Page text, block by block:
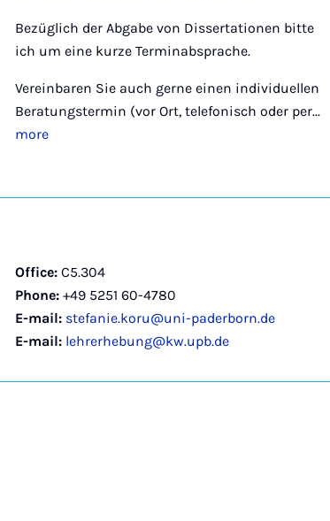
Bezüglich der Abgabe von Dissertationen bitte
ich um eine kurze Terminabsprache.
Vereinbaren Sie auch gerne einen individuellen
Beratungstermin (vor Ort, telefonisch oder per...
more
Office: C5.304
Phone: +49 5251 60-4780
E-mail: stefanie.koru@uni-paderborn.de
E-mail: lehrerhebung@kw.upb.de